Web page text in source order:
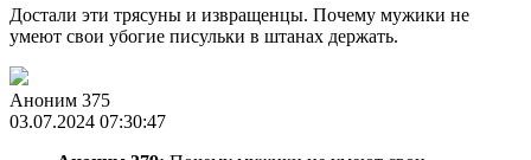
Достали эти трясуны и извращенцы. Почему мужики не
умеют свои убогие писульки в штанах держать.
Аноним 375
03.07.2024 07:30:47